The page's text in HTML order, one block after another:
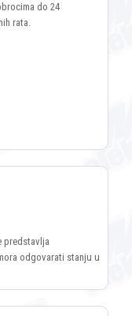
do 24
rata.
predstavlja
odgovarati stanju u